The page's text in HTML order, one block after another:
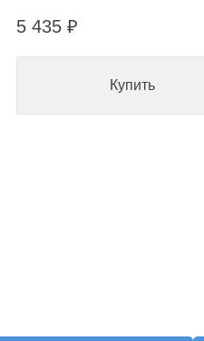
5 435 ₽
Купить